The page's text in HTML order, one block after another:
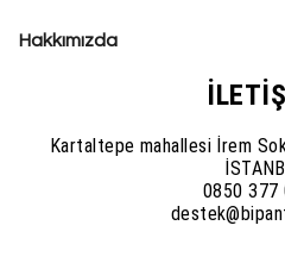
Hakkımızda
Kartaltepe mahallesi İrem
0850 377